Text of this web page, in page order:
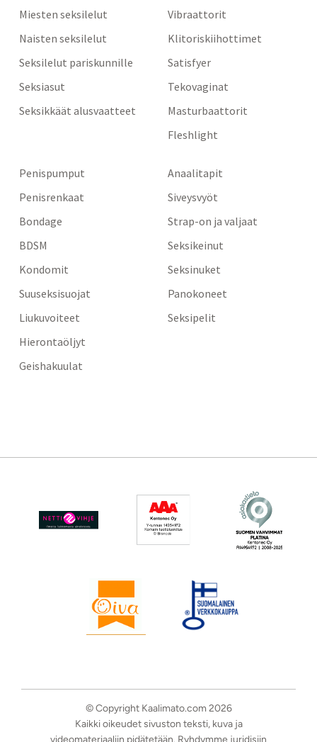
Miesten seksilelut
Naisten seksilelut
Seksilelut pariskunnille
Seksiasut
Seksikkäät alusvaatteet
Vibraattorit
Klitoriskiihottimet
Satisfyer
Tekovaginat
Masturbaattorit
Fleshlight
Penispumput
Penisrenkaat
Bondage
BDSM
Kondomit
Suuseksisuojat
Liukuvoiteet
Hierontaöljyt
Geishakuulat
Anaalitapit
Siveysvyöt
Strap-on ja valjaat
Seksikeinut
Seksinuket
Panokoneet
Seksipelit
© Copyright Kaalimato.com 2026
Kaikki oikeudet sivuston teksti, kuva ja